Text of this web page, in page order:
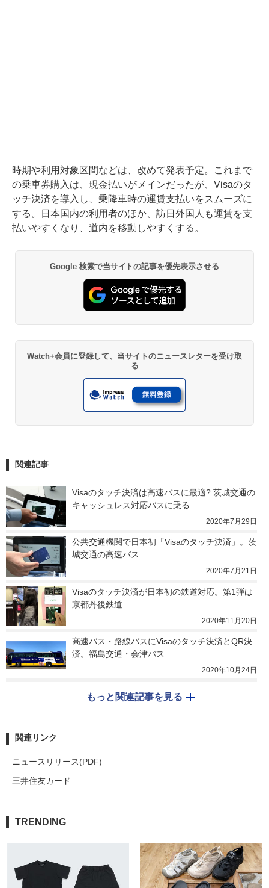
時期や利用対象区間などは、改めて発表予定。これまで
の乗車券購入は、現金払いがメインだったが、Visaのタ
ッチ決済を導入し、乗降車時の運賃支払いをスムーズに
する。日本国内の利用者のほか、訪日外国人も運賃を支
払いやすくなり、道内を移動しやすくする。
Google 検索で当サイトの記事を優先表示させる
Watch+会員に登録して、当サイトのニュースレターを受け取
る
関連記事
Visaのタッチ決済は高速バスに最適? 茨城交通の
キャッシュレス対応バスに乗る
2020年7月29日
公共交通機関で日本初「Visaのタッチ決済」。茨
城交通の高速バス
2020年7月21日
Visaのタッチ決済が日本初の鉄道対応。第1弾は
京都丹後鉄道
2020年11月20日
高速バス・路線バスにVisaのタッチ決済とQR決
済。福島交通・会津バス
2020年10月24日
もっと関連記事を見る
関連リンク
ニュースリリース(PDF)
三井住友カード
TRENDING